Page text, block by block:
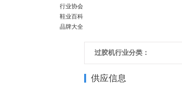
行业协会
鞋业百科
品牌大全
过胶机行业分类：
供应信息